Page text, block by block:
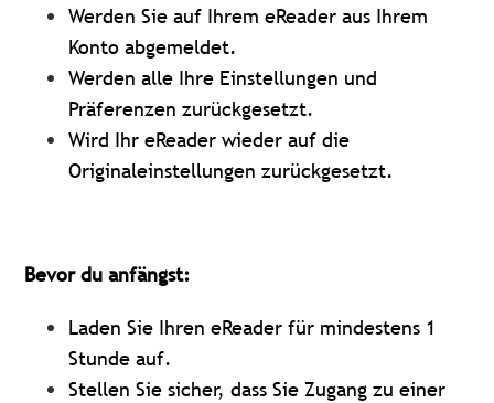
Werden Sie auf Ihrem eReader aus Ihrem
Konto abgemeldet.
Werden alle Ihre Einstellungen und
Präferenzen zurückgesetzt.
Wird Ihr eReader wieder auf die
Originaleinstellungen zurückgesetzt.
Bevor du anfängst:
Laden Sie Ihren eReader für mindestens 1
Stunde auf.
Stellen Sie sicher, dass Sie Zugang zu einer